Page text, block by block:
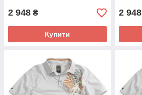
2 948 ₴
Купити
2 948